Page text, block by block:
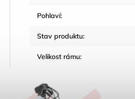
Pohlaví:
Stav produktu:
Velikost rámu: